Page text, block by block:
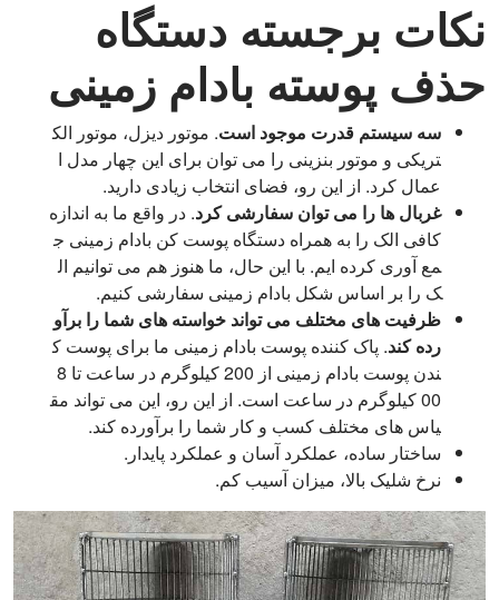
نکات برجسته دستگاه
حذف پوسته بادام زمینی
سه سیستم قدرت موجود است. موتور دیزل، موتور الک
تریکی و موتور بنزینی را می توان برای این چهار مدل ا
عمال کرد. از این رو، فضای انتخاب زیادی دارید.
غربال ها را می توان سفارشی کرد. در واقع ما به اندازه
کافی الک را به همراه دستگاه پوست کن بادام زمینی ج
مع آوری کرده ایم. با این حال، ما هنوز هم می توانیم ال
ک را بر اساس شکل بادام زمینی سفارشی کنیم.
ظرفیت های مختلف می تواند خواسته های شما را برآو
رده کند. پاک کننده پوست بادام زمینی ما برای پوست ک
ندن پوست بادام زمینی از 200 کیلوگرم در ساعت تا 8
00 کیلوگرم در ساعت است. از این رو، این می تواند مق
یاس های مختلف کسب و کار شما را برآورده کند.
ساختار ساده، عملکرد آسان و عملکرد پایدار.
نرخ شلیک بالا، میزان آسیب کم.